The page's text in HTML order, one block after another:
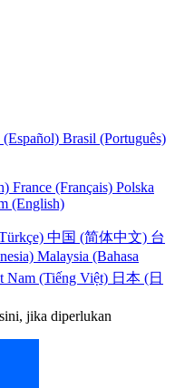
Brasil (Português)
France (Français) Polska
(English)
中国 (简体中文) 台
Malaysia (Bahasa
Nam (Tiếng Việt) 日本 (日
jika diperlukan